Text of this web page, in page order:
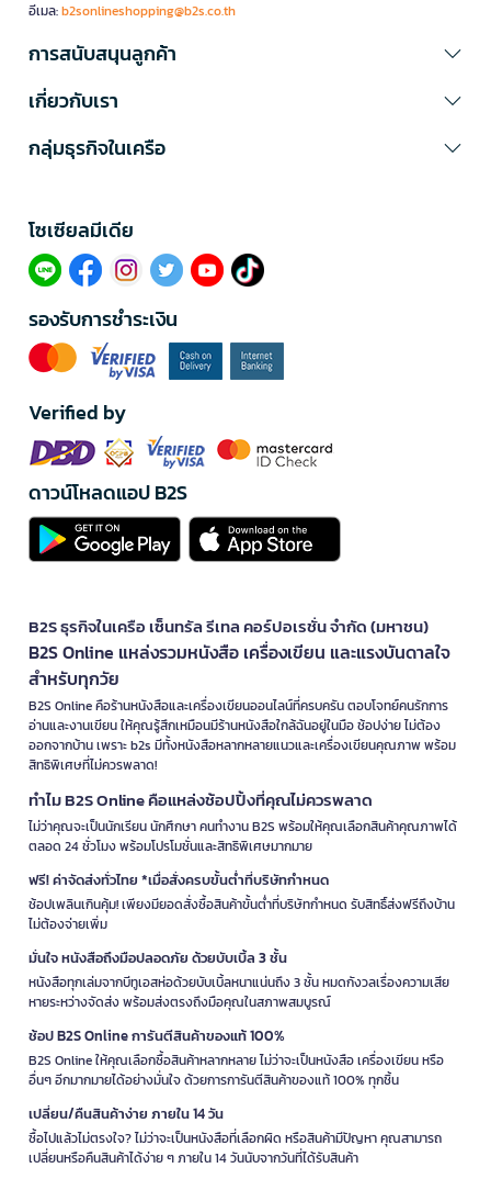
อีเมล:b2sonlineshopping@b2s.co.th
การสนับสนุนลูกค้า
เกี่ยวกับเรา
กลุ่มธุรกิจในเครือ
โซเซียลมีเดีย​
รองรับการชำระเงิน
Verified by
ดาวน์โหลดแอป B2S
B2S ธุรกิจในเครือ เซ็นทรัล รีเทล คอร์ปอเรชั่น จำกัด (มหาชน)
B2S Online แหล่งรวมหนังสือ เครื่องเขียน และแรงบันดาลใจ
สำหรับทุกวัย
B2S Online คือร้านหนังสือและเครื่องเขียนออนไลน์ที่ครบครัน ตอบโจทย์คนรักการ
อ่านและงานเขียน ให้คุณรู้สึกเหมือนมีร้านหนังสือใกล้ฉันอยู่ในมือ ช้อปง่าย ไม่ต้อง
ออกจากบ้าน เพราะ b2s มีทั้งหนังสือหลากหลายแนวและเครื่องเขียนคุณภาพ พร้อม
สิทธิพิเศษที่ไม่ควรพลาด!
ทำไม B2S Online คือแหล่งช้อปปิ้งที่คุณไม่ควรพลาด
ไม่ว่าคุณจะเป็นนักเรียน นักศึกษา คนทำงาน B2S พร้อมให้คุณเลือกสินค้าคุณภาพได้
ตลอด 24 ชั่วโมง พร้อมโปรโมชั่นและสิทธิพิเศษมากมาย
ฟรี! ค่าจัดส่งทั่วไทย *เมื่อสั่งครบขั้นต่ำที่บริษัทกำหนด
ช้อปเพลินเกินคุ้ม! เพียงมียอดสั่งซื้อสินค้าขั้นต่ำที่บริษัทกำหนด รับสิทธิ์ส่งฟรีถึงบ้าน
ไม่ต้องจ่ายเพิ่ม
มั่นใจ หนังสือถึงมือปลอดภัย ด้วยบับเบิ้ล 3 ชั้น
หนังสือทุกเล่มจากบีทูเอสห่อด้วยบับเบิ้ลหนาแน่นถึง 3 ชั้น หมดกังวลเรื่องความเสีย
หายระหว่างจัดส่ง พร้อมส่งตรงถึงมือคุณในสภาพสมบูรณ์
ช้อป B2S Online การันตีสินค้าของแท้ 100%
B2S Online ให้คุณเลือกซื้อสินค้าหลากหลาย ไม่ว่าจะเป็นหนังสือ เครื่องเขียน หรือ
อื่นๆ อีกมากมายได้อย่างมั่นใจ ด้วยการการันตีสินค้าของแท้ 100% ทุกชิ้น
เปลี่ยน/คืนสินค้าง่าย ภายใน 14 วัน
ซื้อไปแล้วไม่ตรงใจ? ไม่ว่าจะเป็นหนังสือที่เลือกผิด หรือสินค้ามีปัญหา คุณสามารถ
เปลี่ยนหรือคืนสินค้าได้ง่าย ๆ ภายใน 14 วันนับจากวันที่ได้รับสินค้า